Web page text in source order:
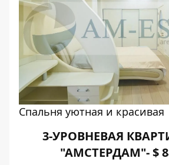
Спальня уютная и красивая
3-УРОВНЕВАЯ
"АМСТЕРДАМ"- $